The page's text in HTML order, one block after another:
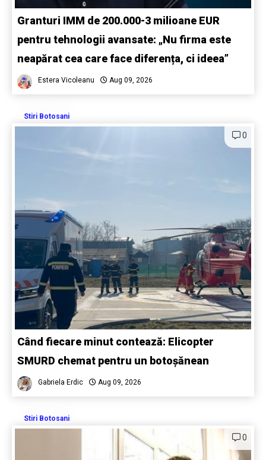
Granturi IMM de 200.000-3 milioane EUR
pentru tehnologii avansate: „Nu firma este
neapărat cea care face diferența, ci ideea”
Estera Vicoleanu Aug 09, 2026
Stiri Botosani
0
Când fiecare minut contează: Elicopter
SMURD chemat pentru un botoșănean
Gabriela Erdic Aug 09, 2026
Stiri Botosani
0